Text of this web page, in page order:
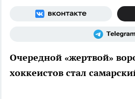
Очередной «жертвой»
хоккеистов стал